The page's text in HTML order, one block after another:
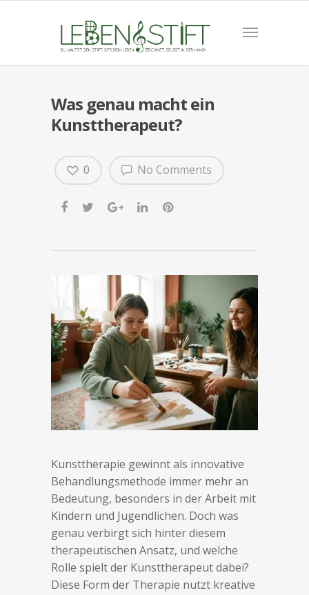
Was genau macht ein
Kunsttherapeut?
No Comments
0
Kunsttherapie gewinnt als innovative
Behandlungsmethode immer mehr an
Bedeutung, besonders in der Arbeit mit
Kindern und Jugendlichen. Doch was
genau verbirgt sich hinter diesem
therapeutischen Ansatz, und welche
Rolle spielt der Kunsttherapeut dabei?
Diese Form der Therapie nutzt kreative